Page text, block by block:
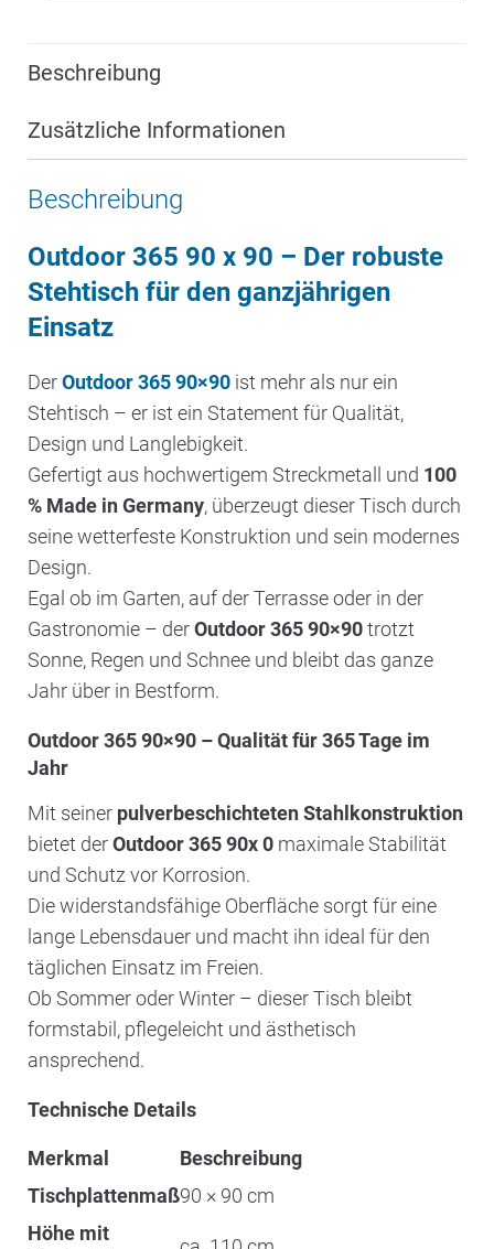
Beschreibung
Zusätzliche Informationen
Beschreibung
Outdoor 365 90 x 90 – Der robuste
Stehtisch für den ganzjährigen
Einsatz
DerOutdoor 365 90×90 ist mehr als nur ein
Stehtisch – er ist ein Statement für Qualität,
Design und Langlebigkeit.
Gefertigt aus hochwertigem Streckmetall und 100
% Made in Germany, überzeugt dieser Tisch durch
seine wetterfeste Konstruktion und sein modernes
Design.
Egal ob im Garten, auf der Terrasse oder in der
Gastronomie – derOutdoor 365 90×90trotzt
Sonne, Regen und Schnee und bleibt das ganze
Jahr über in Bestform.
Outdoor 365 90×90 – Qualität für 365 Tage im
Jahr
Mit seiner pulverbeschichteten Stahlkonstruktion
bietet derOutdoor 365 90x 0 maximale Stabilität
und Schutz vor Korrosion.
Die widerstandsfähige Oberfläche sorgt für eine
lange Lebensdauer und macht ihn ideal für den
täglichen Einsatz im Freien.
Ob Sommer oder Winter – dieser Tisch bleibt
formstabil, pflegeleicht und ästhetisch
ansprechend.
Technische Details
Merkmal
Beschreibung
Tischplattenmaß90 × 90 cm
Höhe mit